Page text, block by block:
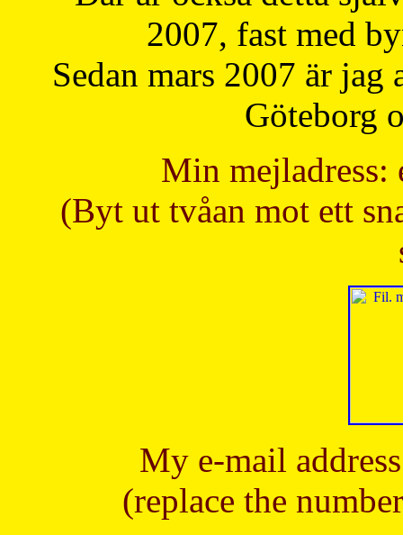
2007, fast med
Sedan mars 2007 är
Göteborg
Min mejladress:
(Byt ut tvåan mot ett
My e-mail
(replace the